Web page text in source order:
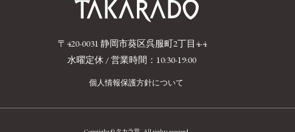
〒420-0031 静岡市葵区呉服町2丁目4-4
水曜定休 / 営業時間：10:30-19:00
個人情報保護方針について